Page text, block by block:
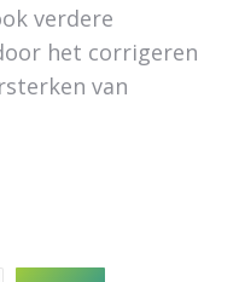
verdere
het corrigeren
van